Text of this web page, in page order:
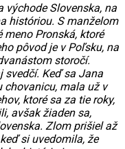
Slovenska, na
históriou. S manželom
Pronská, ktoré
pôvod je v Poľsku, na
storočí.
svedčí. Keď sa Jana
mala už v
ktoré sa za tie roky,
avšak žiaden sa,
Zlom prišiel až
si uvedomila, že